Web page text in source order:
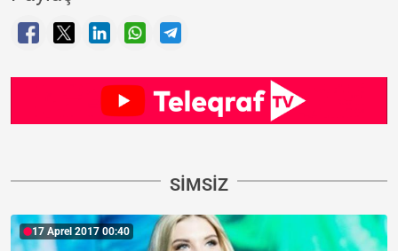
SIMSIZ
17 Aprel 2017 00:40